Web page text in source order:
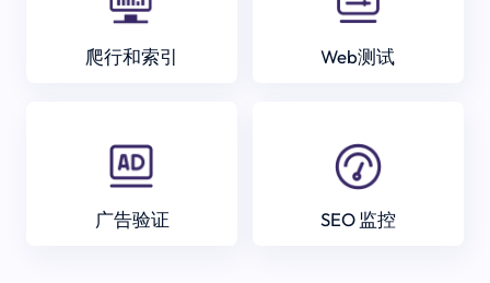
爬行和索引 Web测试
广告验证 SEO 监控